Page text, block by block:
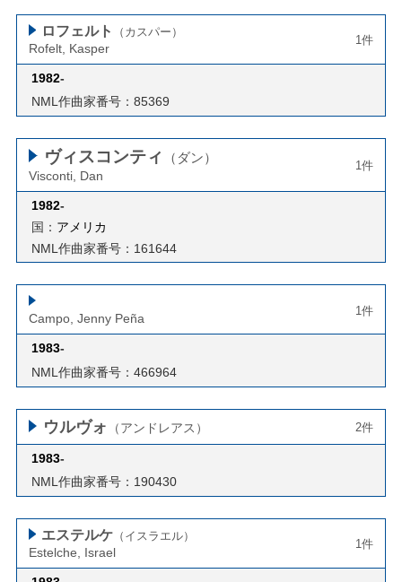
ロフェルト （カスパー）
Rofelt, Kasper
1件
1982-
NML作曲家番号：85369
ヴィスコンティ （ダン）
Visconti, Dan
1件
1982-
国： アメリカ
NML作曲家番号：161644
Campo, Jenny Peña
1件
1983-
NML作曲家番号：466964
ウルヴォ （アンドレアス） 2件
1983-
NML作曲家番号：190430
エステルケ （イスラエル）
Estelche, Israel
1件